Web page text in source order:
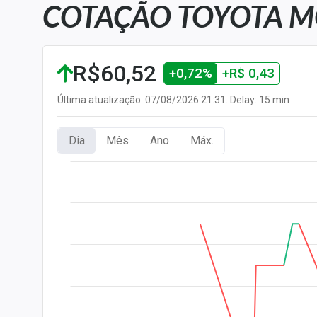
Carteiras Recomendadas
Imobiliários
Central dos IPOs
Renda Fixa
Finanças Pessoais
COTAÇÃO TOYOTA
R$60,52 +0,72% +R$ 0,43
Última atualização: 07/08/2026 21:31. Delay: 15 min
Dia Mês Ano Máx.